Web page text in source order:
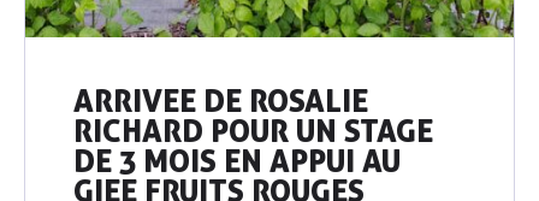
ARRIVEE DE ROSALIE
RICHARD POUR UN STAGE
DE 3 MOIS EN APPUI AU
GIEE FRUITS ROUGES
Actualités
Ressources
Contacter AGRIBIO